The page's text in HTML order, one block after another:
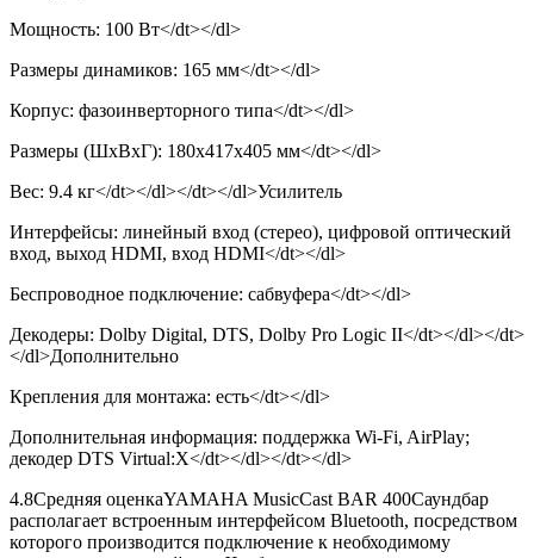
Мощность: 100 Вт</dt></dl>
Размеры динамиков: 165 мм</dt></dl>
Корпус: фазоинверторного типа</dt></dl>
Размеры (ШхВхГ): 180x417x405 мм</dt></dl>
Вес: 9.4 кг</dt></dl></dt></dl>Усилитель
Интерфейсы: линейный вход (стерео), цифровой оптический
вход, выход HDMI, вход HDMI</dt></dl>
Беспроводное подключение: сабвуфера</dt></dl>
Декодеры: Dolby Digital, DTS, Dolby Pro Logic II</dt></dl></dt>
</dl>Дополнительно
Крепления для монтажа: есть</dt></dl>
Дополнительная информация: поддержка Wi-Fi, AirPlay;
декодер DTS Virtual:X</dt></dl></dt></dl>
4.8Средняя оценкаYAMAHA MusicCast BAR 400Саундбар
располагает встроенным интерфейсом Bluetooth, посредством
которого производится подключение к необходимому